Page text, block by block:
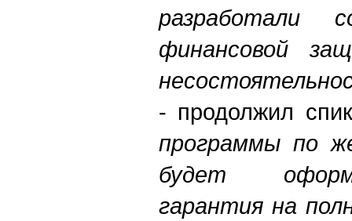
разработали
финансовой
- продолжил
программы по
будет
гарантия на